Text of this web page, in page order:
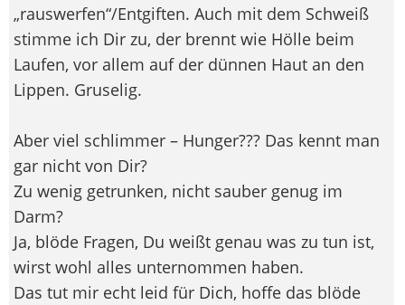
„rauswerfen“/Entgiften. Auch mit dem Schweiß
stimme ich Dir zu, der brennt wie Hölle beim
Laufen, vor allem auf der dünnen Haut an den
Lippen. Gruselig.
Aber viel schlimmer – Hunger??? Das kennt man
gar nicht von Dir?
Zu wenig getrunken, nicht sauber genug im
Darm?
Ja, blöde Fragen, Du weißt genau was zu tun ist,
wirst wohl alles unternommen haben.
Das tut mir echt leid für Dich, hoffe das blöde